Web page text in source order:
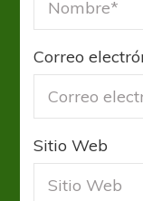
Correo
Sitio Web